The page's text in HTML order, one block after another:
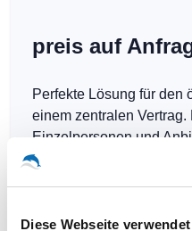
Diese Webseite
preis auf
Perfekte Lösung für den
einem zentralen Vertrag.
Einzelpersonen und
Hotspots kostenlos zu